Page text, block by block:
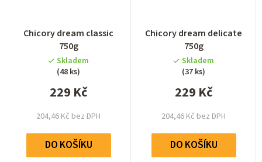
Chicory dream classic
750g
hodnocení
produktu
je
4,9
z
hvězdiček.
Skladem
(48 ks)
204,46 Kč bez DPH
229 Kč
DO KOŠÍKU
Chicory dream delicate
750g
hodnocení
produktu
je
5,0
z
hvězdiček.
Skladem
(37 ks)
204,46 Kč bez DPH
229 Kč
DO KOŠÍKU